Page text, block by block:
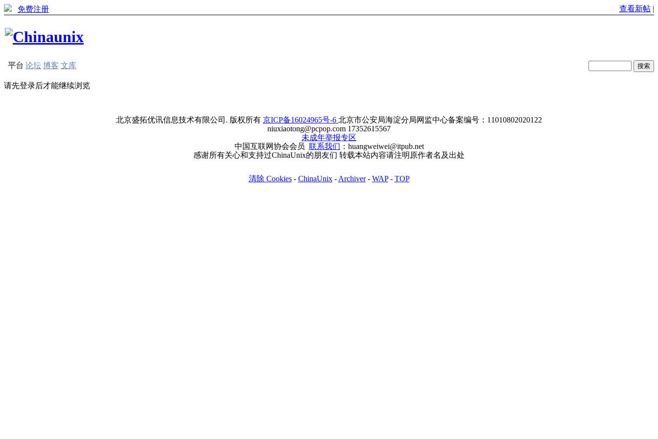
免费注册 查看新帖 |
平台 论坛 博客 文库
请先登录后才能继续浏览
北京盛拓优讯信息技术有限公司. 版权所有 京ICP备16024965号-6 北京市公安局海淀分局网监中心备案编号：11010802020122
niuxiaotong@pcpop.com 17352615567
未成年举报专区
中国互联网协会会员 联系我们 ：huangweiwei@itpub.net
感谢所有关心和支持过ChinaUnix的朋友们 转载本站内容请注明原作者名及出处
清除 Cookies- ChinaUnix- Archiver- WAP- TOP